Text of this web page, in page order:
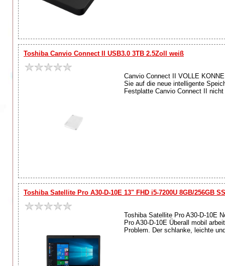
Toshiba Canvio Connect II USB3.0 3TB 2.5Zoll weiß
Canvio Connect II VOLLE
Sie auf die neue intelligente
Festplatte Canvio Connect II
Toshiba Satellite Pro A30-D-10E 13" FHD i5-7200U 8GB/256GB
Toshiba Satellite Pro A30-D-10E
Pro A30-D-10E Überall mobil
Problem. Der schlanke, leichte